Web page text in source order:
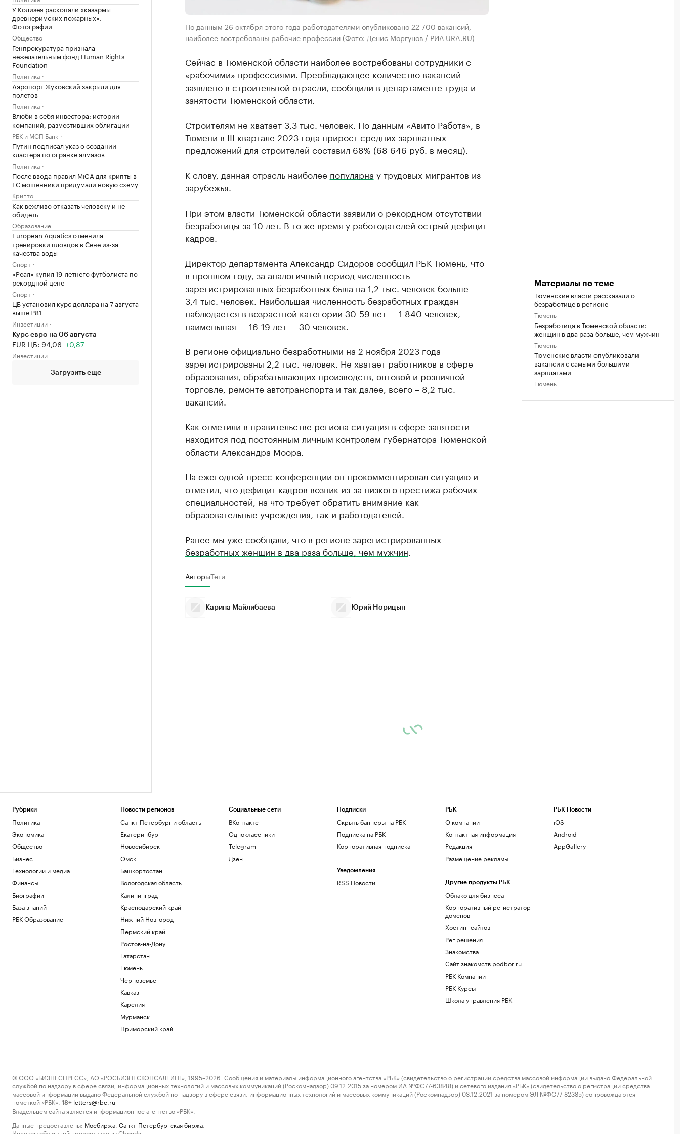
У Колизея раскопали «казармы
древнеримских пожарных».
Фотографии
Общество
Генпрокуратура признала
нежелательным фонд Human Rights
Foundation
Политика
Аэропорт Жуковский закрыли для
полетов
Политика
Влюби в себя инвестора: истории
компаний, разместивших облигации
РБК и МСП Банк
Путин подписал указ о создании
кластера по огранке алмазов
Политика
После ввода правил MiCA для крипты в
ЕС мошенники придумали новую схему
Крипто
Как вежливо отказать человеку и не
обидеть
Образование
European Aquatics отменила
тренировки пловцов в Сене из-за
качества воды
Спорт
«Реал» купил 19-летнего футболиста по
рекордной цене
Спорт
ЦБ установил курс доллара на 7 августа
выше ₽81
Инвестиции
Курс евро на 06 августа
EUR ЦБ: 94,06 +0,87
Инвестиции
Загрузить еще
По данным 26 октября этого года работодателями опубликовано 22 700 вакансий,
наиболее востребованы рабочие профессии (Фото: Денис Моргунов / РИА URA.RU)
Сейчас в Тюменской области наиболее востребованы сотрудники с
«рабочими» профессиями. Преобладающее количество вакансий
заявлено в строительной отрасли, сообщили в департаменте труда и
занятости Тюменской области.
Строителям не хватает 3,3 тыс. человек. По данным «Авито Работа», в
Тюмени в III квартале 2023 года приростсредних зарплатных
предложений для строителей составил 68% (68 646 руб. в месяц).
К слову, данная отрасль наиболее популярна у трудовых мигрантов из
зарубежья.
При этом власти Тюменской области заявили о рекордном отсутствии
безработицы за 10 лет. В то же время у работодателей острый дефицит
кадров.
Директор департамента Александр Сидоров сообщил РБК Тюмень, что
в прошлом году, за аналогичный период численность
зарегистрированных безработных была на 1,2 тыс. человек больше –
3,4 тыс. человек. Наибольшая численность безработных граждан
наблюдается в возрастной категории 30-59 лет — 1 840 человек,
наименьшая — 16-19 лет — 30 человек.
В регионе официально безработными на 2 ноября 2023 года
зарегистрированы 2,2 тыс. человек. Не хватает работников в сфере
образования, обрабатывающих производств, оптовой и розничной
торговле, ремонте автотранспорта и так далее, всего – 8,2 тыс.
вакансий.
Как отметили в правительстве региона ситуация в сфере занятости
находится под постоянным личным контролем губернатора Тюменской
области Александра Моора.
На ежегодной пресс-конференции он прокомментировал ситуацию и
отметил, что дефицит кадров возник из-за низкого престижа рабочих
специальностей, на что требует обратить внимание как
образовательные учреждения, так и работодателей.
Ранее мы уже сообщали, что в регионе зарегистрированных
безработных женщин в два раза больше, чем мужчин
АвторыТеги
Карина Майлибаева Юрий Норицын
Материалы по теме
Тюменские власти рассказали о
безработице в регионе
Тюмень
Безработица в Тюменской области:
женщин в два раза больше, чем мужчин
Тюмень
Тюменские власти опубликовали
вакансии с самыми большими
зарплатами
Тюмень
Рубрики
Политика
Экономика
Общество
Бизнес
Технологии и медиа
Финансы
Биографии
База знаний
РБК Образование
Новости регионов
Санкт-Петербург и область
Екатеринбург
Новосибирск
Омск
Башкортостан
Вологодская область
Калининград
Краснодарский край
Нижний Новгород
Пермский край
Ростов-на-Дону
Татарстан
Тюмень
Черноземье
Кавказ
Карелия
Мурманск
Приморский край
Социальные сети
ВКонтакте
Одноклассники
Telegram
Дзен
Подписки
Скрыть баннеры на РБК
Подписка на РБК
Корпоративная подписка
Уведомления
RSS Новости
РБК
О компании
Контактная информация
Редакция
Размещение рекламы
Другие продукты РБК
Облако для бизнеса
Корпоративный регистратор
доменов
Хостинг сайтов
Рег.решения
Знакомства
Сайт знакомств podbor.ru
РБК Компании
РБК Курсы
Школа управления РБК
РБК Новости
iOS
Android
AppGallery
© ООО «БИЗНЕСПРЕСС», АО «РОСБИЗНЕСКОНСАЛТИНГ», 1995–2026. Сообщения и материалы информационного агентства «РБК» (свидетельство о регистрации средства массовой информации выдано Федеральной
службой по надзору в сфере связи, информационных технологий и массовых коммуникаций (Роскомнадзор) 09.12.2015 за номером ИА №ФС77-63848) и сетевого издания «РБК» (свидетельство о регистрации средства
массовой информации выдано Федеральной службой по надзору в сфере связи, информационных технологий и массовых коммуникаций (Роскомнадзор) 03.12.2021 за номером ЭЛ №ФС77-82385) сопровождаются
пометкой «РБК».
18+ letters@rbc.ru
Владельцем сайта является информационное агентство «РБК».
Данные предоставлены: Мосбиржа Санкт-Петербургская биржа